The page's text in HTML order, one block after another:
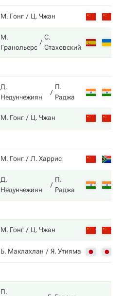
М. Гонг Ц. Чжан
М.
Гранольерс
С.
Стаховский
Д.
Недунчежиян
П.
Раджа
М. Гонг Ц. Чжан
М. Гонг Л. Харрис
Д.
Недунчежиян
П.
Раджа
М. Гонг Ц. Чжан
Б. Маклахлан Я. Утияма
П.